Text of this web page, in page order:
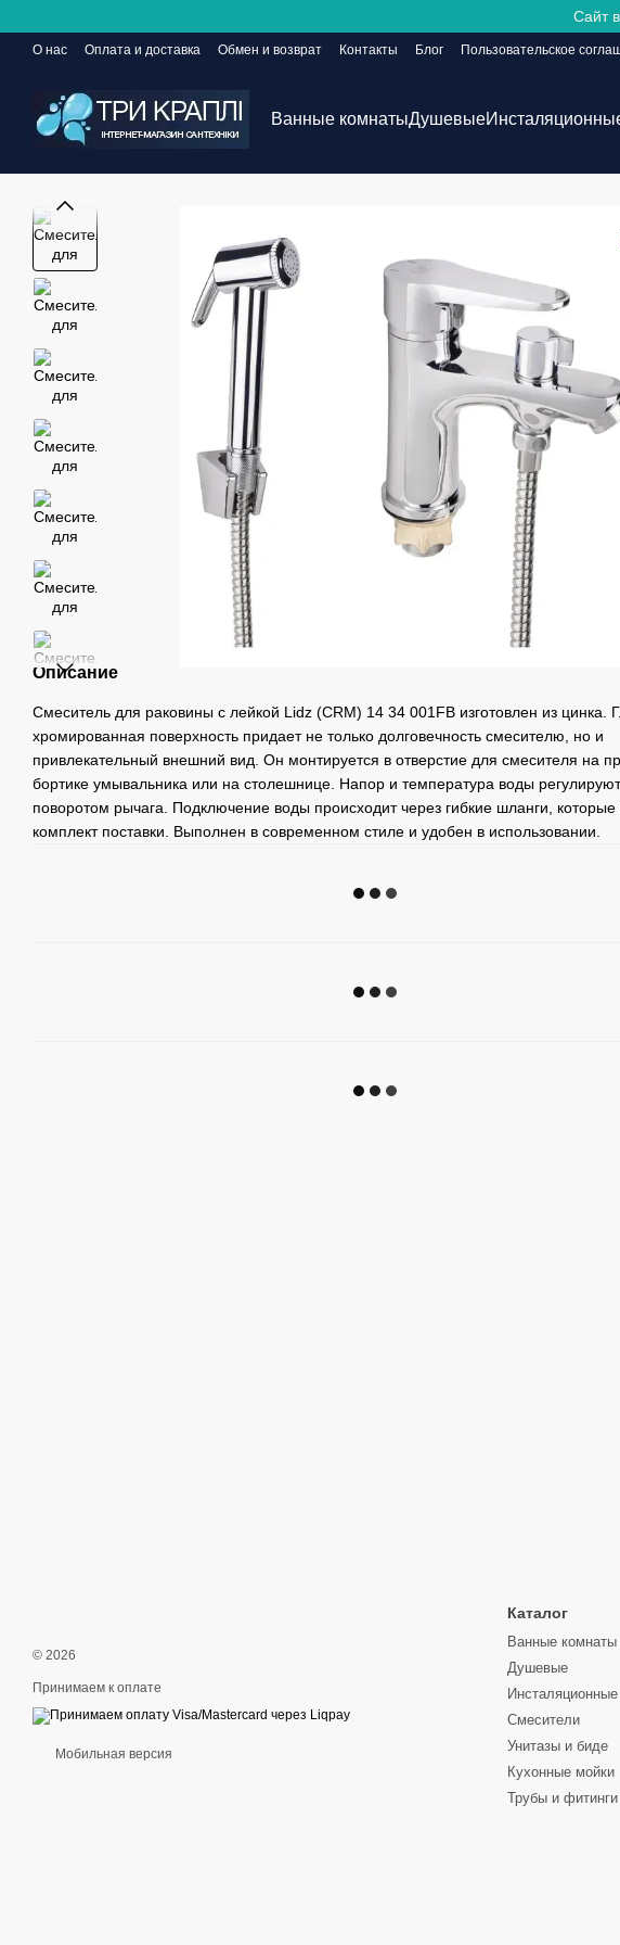
Сайт
О нас Оплата и доставка Обмен и возврат Контакты Блог Пользовательское
Ванные комнатыДушевые
Описание
Смеситель для раковины с лейкой Lidz (CRM) 14 34 001FB изготовлен из цинка.
хромированная поверхность придает не только долговечность смесителю, но и
привлекательный внешний вид. Он монтируется в отверстие для смесителя на
бортике умывальника или на столешнице. Напор и температура воды
поворотом рычага. Подключение воды происходит через гибкие шланги, которые
комплект поставки. Выполнен в современном стиле и удобен в использовании.
© 2026
Принимаем к оплате
Мобильная версия
Каталог
Ванные комнаты
Душевые
Смесители
Унитазы и биде
Кухонные мойки
Трубы и фитинги